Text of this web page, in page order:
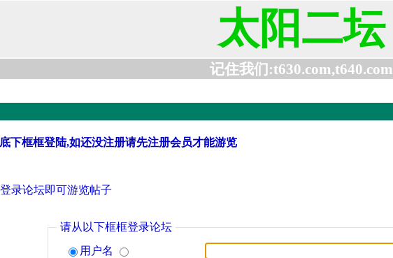
太阳二坛
记住我们:t630.com,t640.com
下框框登陆,如还没注册请先注册会员才能游览
录论坛即可游览帖子
请从以下框框登录论坛
用户名